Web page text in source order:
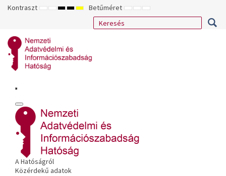
Kontraszt ALAPÉRTELMEZETT
ÉJSZAKAI
NAGY
KONTRASZTÚ
NAGY
KONTRASZTÚ
NAGY
KONTRASZTÚ
SÁRGA
FEKETE
Betűméret KISEBB
BETŰTÍPUS
ALAPÉRTELMEZETT
BETŰMÉRET
NAGYOBB
BETŰMÉRET
A Hatóságról
Közérdekű adatok